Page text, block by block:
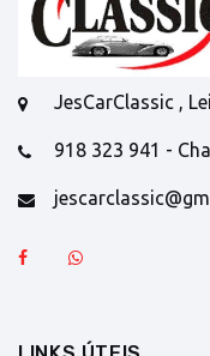
JesCarClassic ,
918 323 941 -